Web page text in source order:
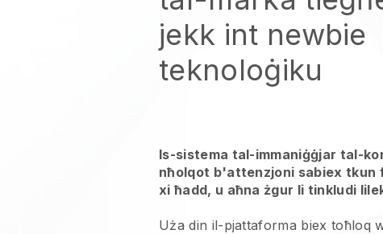
jekk int newbie
teknoloġiku
Is-sistema tal-immaniġġjar tal-
nħolqot b'attenzjoni sabiex tkun
xi ħadd, u aħna żgur li tinkludi
Uża din il-pjattaforma biex toħloq